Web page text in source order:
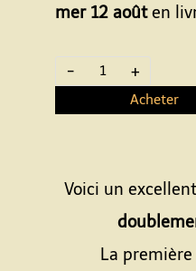
mer 12 aoûten
- +
Acheter
Voici un
La